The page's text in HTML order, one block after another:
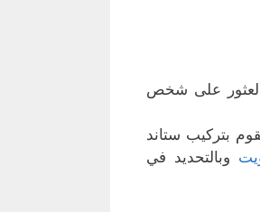
على شخص
بتركيب ستاند
وبالتحديد في